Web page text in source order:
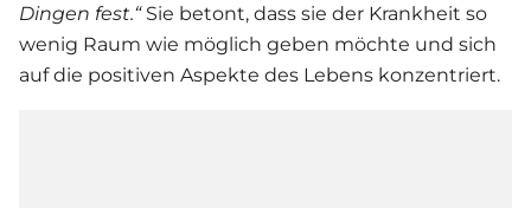
Dingen fest.“Sie betont, dass sie der Krankheit so
wenig Raum wie möglich geben möchte und sich
auf die positiven Aspekte des Lebens konzentriert.